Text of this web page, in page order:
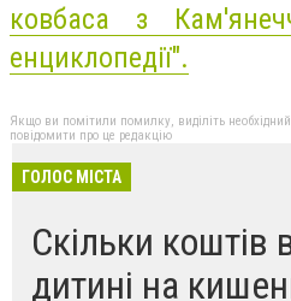
ковбаса з
енциклопедії".
Якщо ви помітили помилку, виділіть
повідомити про це редакцію
ГОЛОС МІСТА
Скільки коштів
дитині на